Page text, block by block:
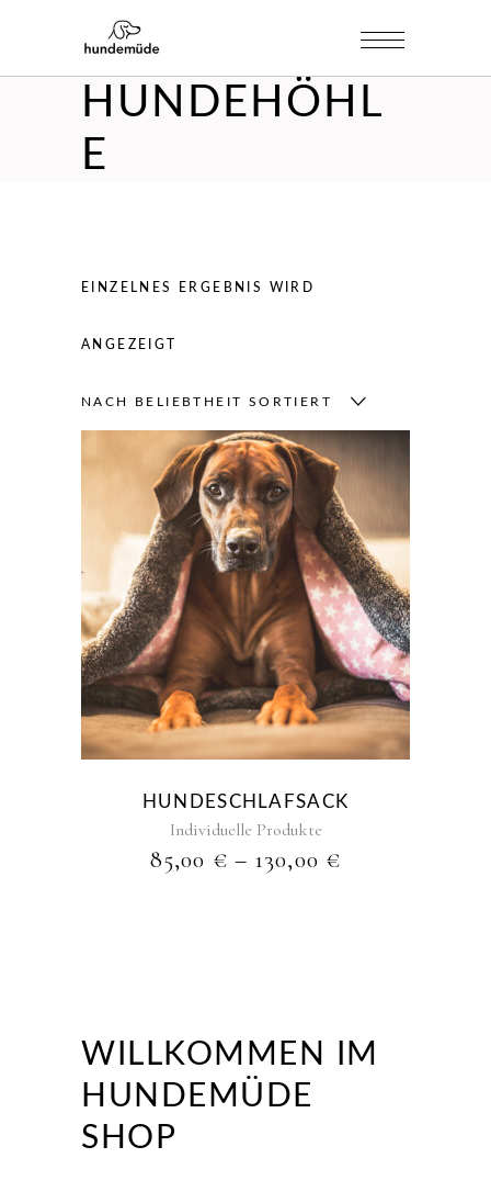
HUNDEHÖHL
E
EINZELNES ERGEBNIS WIRD
ANGEZEIGT
NACH BELIEBTHEIT SORTIERT
Dieses
Produkt
weist
mehrere
Varianten
auf.
Die
Optionen
auf
der
Produktseite
HUNDESCHLAFSACK
Individuelle Produkte
85,00 € – 130,00 €
WILLKOMMEN IM
HUNDEMÜDE
SHOP